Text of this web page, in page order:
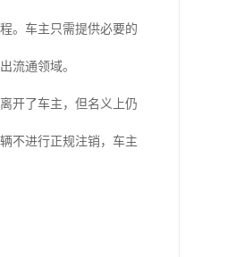
。车主只需提供必要的
流通领域。
开了车主，但名义上仍
不进行正规注销，车主